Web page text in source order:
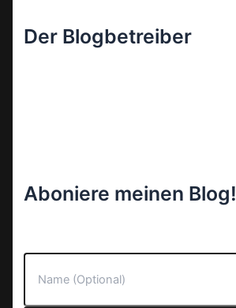
Der Blogbetreiber
Aboniere meinen Blog!